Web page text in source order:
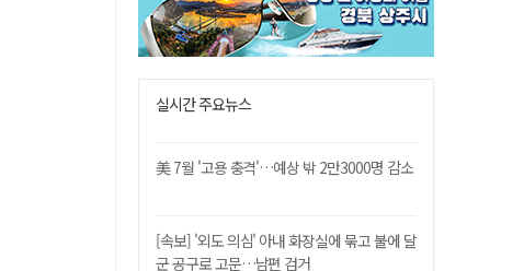
실시간 주요뉴스
美 7월 '고용 충격'…예상 밖 2만3000명 감소
[속보] '외도 의심' 아내 화장실에 묶고 불에 달
군 공구로 고문…남편 검거